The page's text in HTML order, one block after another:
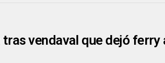
vendaval que dejó ferry